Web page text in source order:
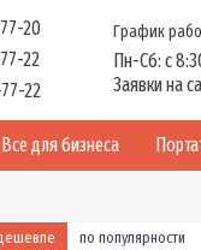
20
22
22
График
Пн-Сб: с
Заявки на
Все для бизнеса
по популярности